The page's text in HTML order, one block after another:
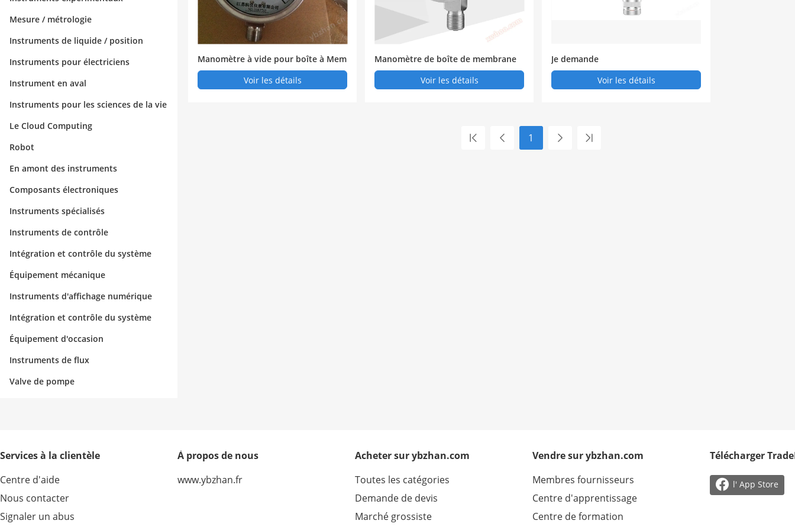
Mesure / métrologie
Instruments de liquide / position
Instruments pour électriciens
Instrument en aval
Instruments pour les sciences de la vie
Le Cloud Computing
Robot
En amont des instruments
Composants électroniques
Instruments spécialisés
Instruments de contrôle
Intégration et contrôle du système
Équipement mécanique
Instruments d'affichage numérique
Intégration et contrôle du système
Équipement d'occasion
Instruments de flux
Valve de pompe
Manomètre à vide pour boîte à Mem
branes
Voir les détails
Manomètre de boîte de membrane
micro - compressible résistant aux c
hocs en acier inoxydable
Voir les détails
Je demande
Voir les détails
1
Services à la clientèle
Centre d'aide
Nous contacter
Signaler un abus
À propos de nous
www.ybzhan.fr
Acheter sur ybzhan.com
Toutes les catégories
Demande de devis
Marché grossiste
Vendre sur ybzhan.com
Membres fournisseurs
Centre d'apprentissage
Centre de formation
Télécharger
 l' App Store